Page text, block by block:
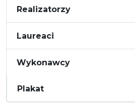
Realizatorzy
Laureaci
Wykonawcy
Plakat